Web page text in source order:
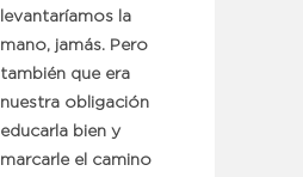
levantaríamos la
mano, jamás. Pero
también que era
nuestra obligación
educarla bien y
marcarle el camino